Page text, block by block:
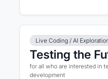
Live Coding / AI
Testing the
for all who are interested in
development